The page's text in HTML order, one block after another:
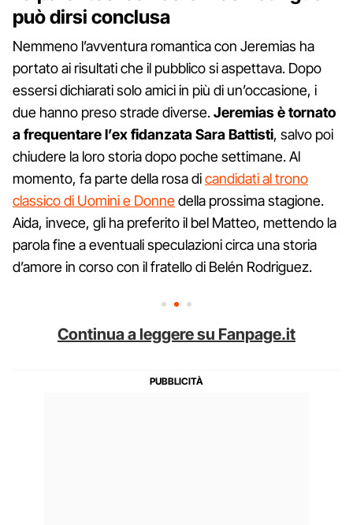
può dirsi conclusa
Nemmeno l’avventura romantica con Jeremias ha
portato ai risultati che il pubblico si aspettava. Dopo
essersi dichiarati solo amici in più di un’occasione, i
due hanno preso strade diverse.Jeremias è tornato
a frequentare l’ex fidanzata Sara Battisti, salvo poi
chiudere la loro storia dopo poche settimane. Al
momento, fa parte della rosa dicandidati al trono
classico di Uomini e Donnedella prossima stagione.
Aida, invece, gli ha preferito il bel Matteo, mettendo la
parola fine a eventuali speculazioni circa una storia
d’amore in corso con il fratello di Belén Rodriguez.
Continua a leggere su Fanpage.it